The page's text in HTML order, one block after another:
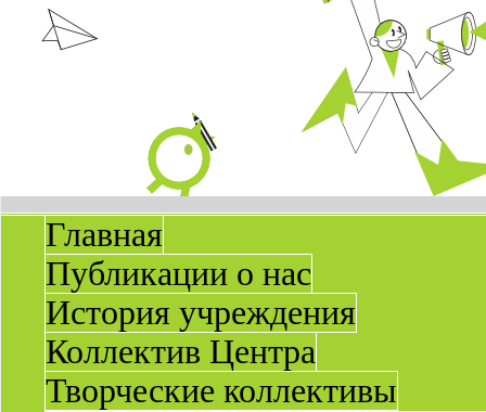
Главная
Публикации о нас
История учреждения
Коллектив Центра
Творческие коллективы